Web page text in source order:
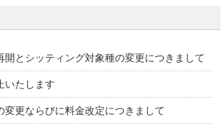
開とシッティング対象種の変更につきまして
いたします
変更ならびに料金改定につきまして